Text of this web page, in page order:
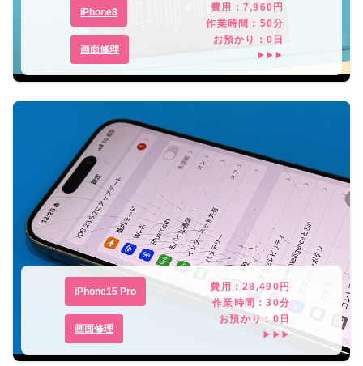
iPhone8
画面修理
費用： 7,960円
作業時間： 50分
お預かり：0 日
▶▶▶
iPhone15 Pro
画面修理
費用：28,490 円
作業時間：30分
お預かり：0 日
▶▶▶